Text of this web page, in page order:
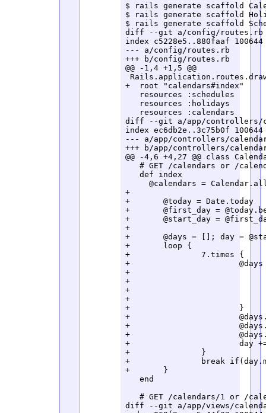
$ rails generate scaffold
$ rails generate scaffold
$ rails generate scaffold
diff --git a/config/routes.rb
index c5228e5..880faaf 100644
--- a/config/routes.rb
+++ b/config/routes.rb
@@ -1,4 +1,5 @@
+  root "calendars#index"
   resources :schedules
   resources :holidays
   resources :calendars
diff --git a/app/controllers/
index ec6db2e..3c75b0f 100644
--- a/app/controllers/
+++ b/app/controllers/
@@ -4,6 +4,27 @@ class
# GET /calendars or /
   def index
@calendars =
+
+	@today = Date.today
+	@first_day = @today.beginning_of_month
+	@start_day = @first_day - @first_day.wday
+
+	@days = []; day = @start_day
+	loop {
+		7.times {
+			@days << {
+				day:			day,
+				holidays:		Holiday.where(day: day),
+				schedules:		Schedule.where(day: day),
+				attrs:			{},
+			}
+			@days.last[:attrs][:color] = day.strftime('%a').downcase
+			@days.last[:attrs][:color] = 'holiday' if(@days.last[:holidays].size > 0)
+			@days.last[:attrs][:size] = 'small' if(day.mon != @today.mon)
+			day += 1
+		}
+		break if(day.mon != @today.mon)
+	}
   end
# GET /calendars/1 or /
diff --git a/app/views/